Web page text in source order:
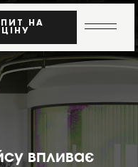
впливає
НА
ЦІНУ